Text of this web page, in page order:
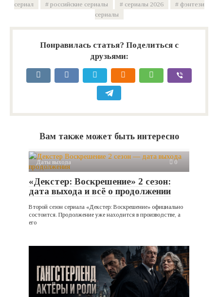
сериал
российские сериалы сериалы 2026
фэнтези
сериалы
Понравилась статья? Поделиться с
друзьями:
Вам также может быть интересно
Даты выхода 0
«Декстер: Воскрешение» 2 сезон:
дата выхода и всё о продолжении
Второй сезон сериала «Декстер: Воскрешение» официально
состоится. Продолжение уже находится в производстве, а
его